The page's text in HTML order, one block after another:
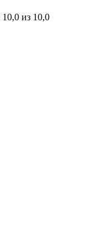
10,0 из 10,0